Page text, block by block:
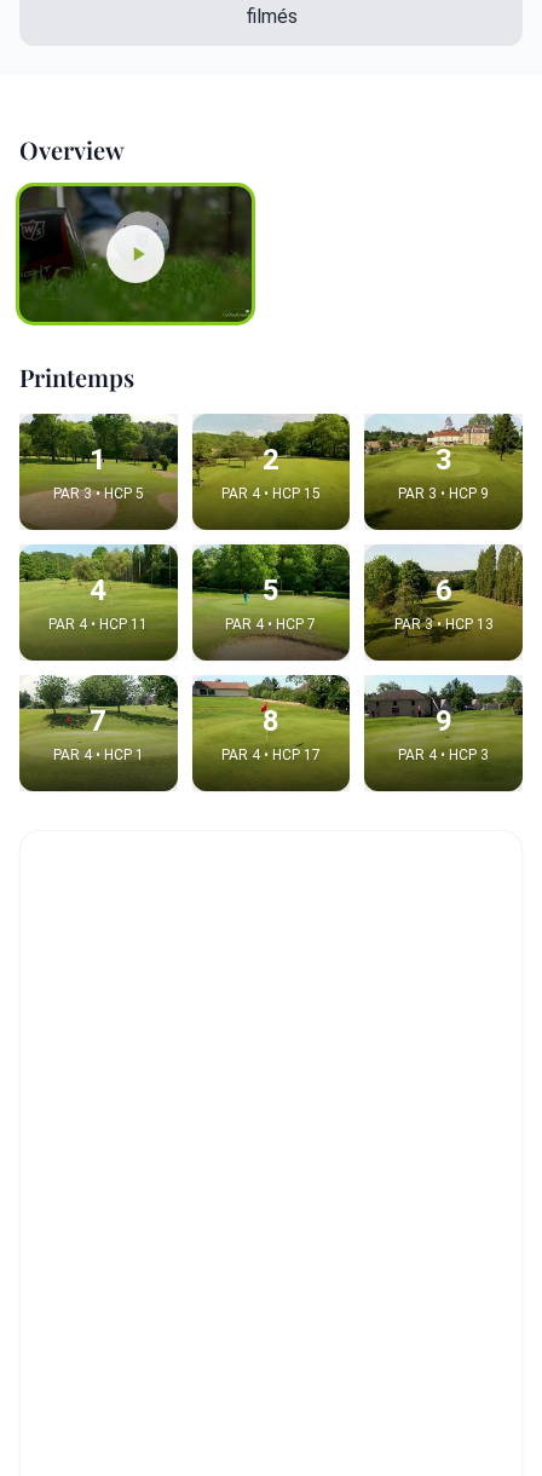
filmés
Overview
Printemps
1
PAR 3 • HCP 5
2
PAR 4 • HCP 15
3
PAR 3 • HCP 9
4
PAR 4 • HCP 11
5
PAR 4 • HCP 7
6
PAR 3 • HCP 13
7
PAR 4 • HCP 1
8
PAR 4 • HCP 17
9
PAR 4 • HCP 3